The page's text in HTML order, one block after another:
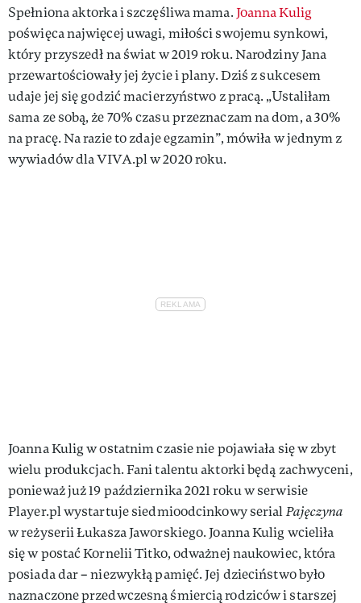
Spełniona aktorka i szczęśliwa mama. Joanna Kulig
poświęca najwięcej uwagi, miłości swojemu synkowi,
który przyszedł na świat w 2019 roku. Narodziny Jana
przewartościowały jej życie i plany. Dziś z sukcesem
udaje jej się godzić macierzyństwo z pracą. „Ustaliłam
sama ze sobą, że 70% czasu przeznaczam na dom, a 30%
na pracę. Na razie to zdaje egzamin”, mówiła w jednym z
wywiadów dla VIVA.pl w 2020 roku.
Joanna Kulig w ostatnim czasie nie pojawiała się w zbyt
wielu produkcjach. Fani talentu aktorki będą zachwyceni,
ponieważ już 19 października 2021 roku w serwisie
Player.pl wystartuje siedmioodcinkowy serialPajęczyna
w reżyserii Łukasza Jaworskiego. Joanna Kulig wcieliła
się w postać Kornelii Titko, odważnej naukowiec, która
posiada dar – niezwykłą pamięć. Jej dzieciństwo było
naznaczone przedwczesną śmiercią rodziców i starszej